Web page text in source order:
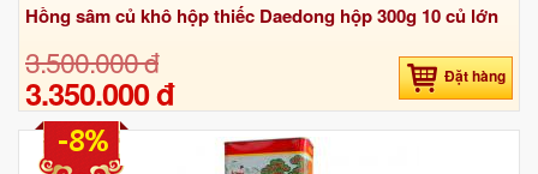
Hồng sâm củ khô hộp thiếc Daedong hộp 300g 10 củ lớn
3.500.000 đ
3.350.000 đ Đặt hàng
-8%